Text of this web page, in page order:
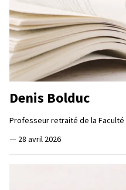
Denis Bolduc
Professeur retraité de la
— 28 avril 2026